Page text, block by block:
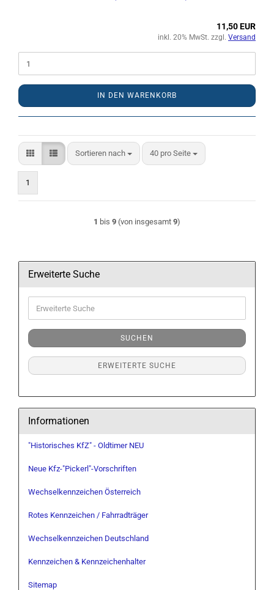
11,50 EUR
inkl. 20% MwSt. zzgl. Versand
IN DEN WARENKORB
Sortieren nach
Sortieren nach 40 pro Seite
pro Seite
1
1 bis 9 (von insgesamt 9)
Erweiterte Suche
Suche
SUCHEN
ERWEITERTE SUCHE
Informationen
"Historisches KfZ" - Oldtimer NEU
Neue Kfz-"Pickerl"-Vorschriften
Wechselkennzeichen Österreich
Rotes Kennzeichen / Fahrradträger
Wechselkennzeichen Deutschland
Kennzeichen & Kennzeichenhalter
Sitemap